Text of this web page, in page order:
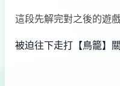
這段先解完對之後的遊
被迫往下走打【鳥籠】